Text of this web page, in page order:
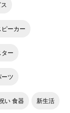
ピーカー
ター
ツ
い 食器 新生活